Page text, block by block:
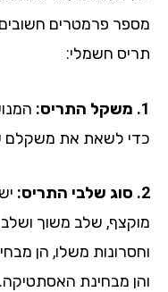
פרמטרים חשובים
חשמלי:
המנוע
לשאת את משקלם של
ישנם
שלב משוך ושלב
משלו, הן מבחינת
מבחינת האסתטיקה.